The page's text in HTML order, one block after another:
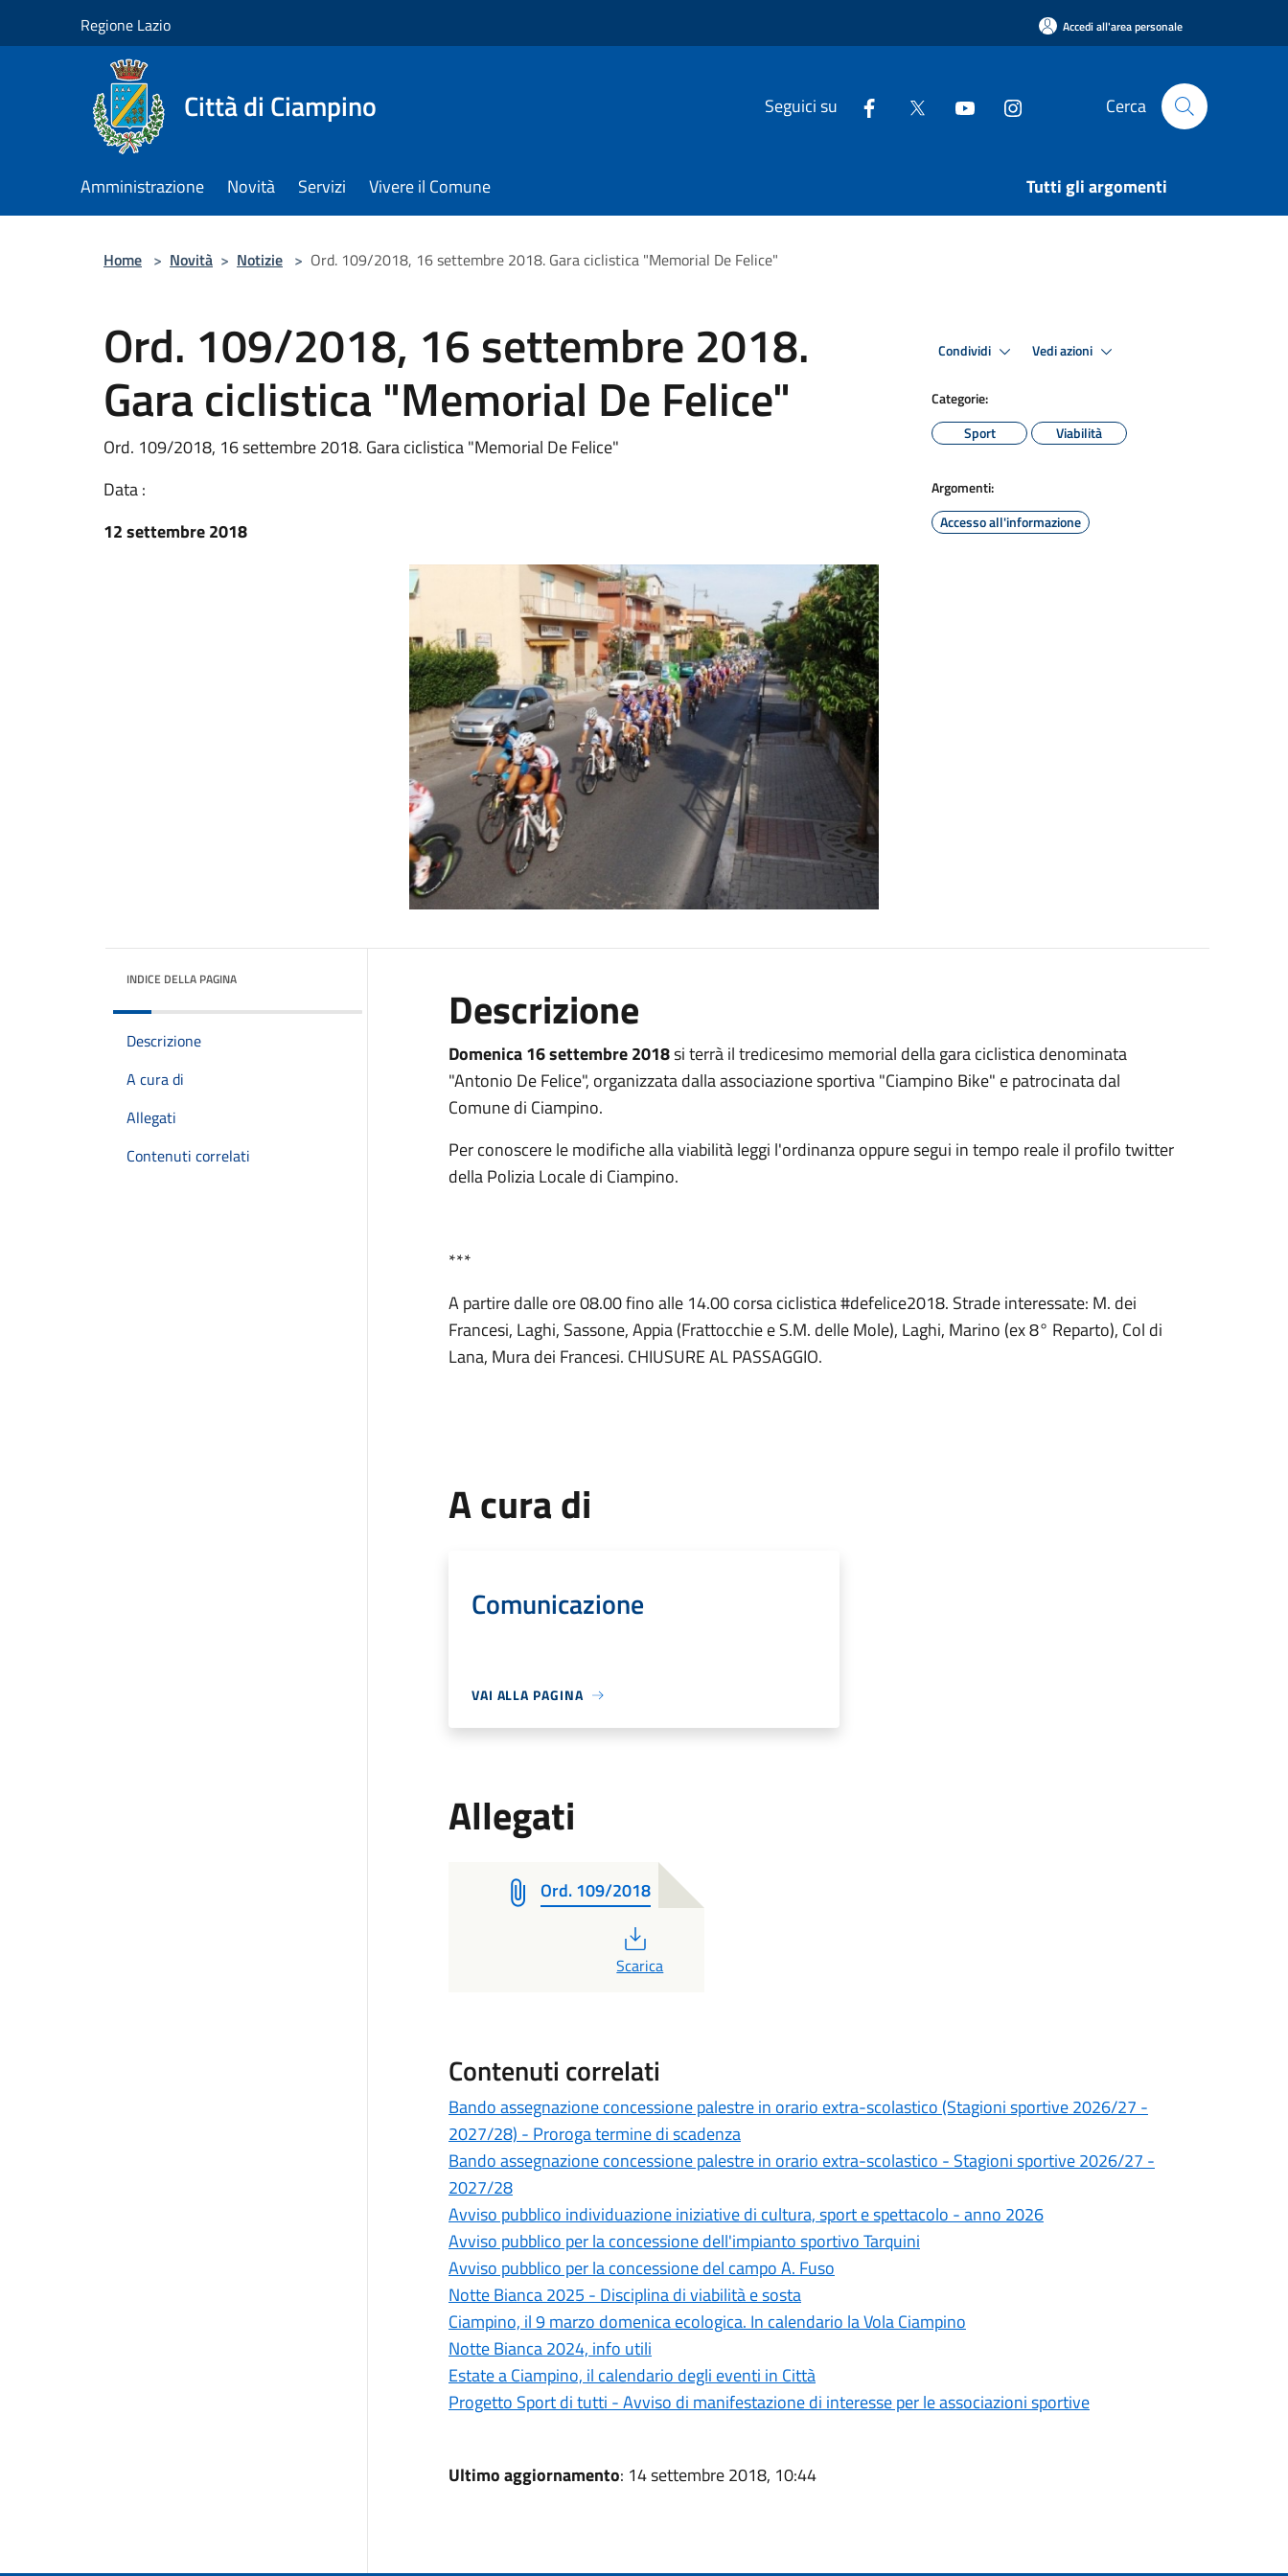
Regione Lazio Accedi all'area personale
Città di Ciampino Seguici su Cerca
Amministrazione Novità Servizi Vivere il Comune Tutti gli argomenti
Home > Novità > Notizie > Ord. 109/2018, 16 settembre 2018. Gara ciclistica "Memorial De Felice"
Ord. 109/2018, 16 settembre 2018.
Gara ciclistica "Memorial De Felice"
Ord. 109/2018, 16 settembre 2018. Gara ciclistica "Memorial De Felice"
Data :
12 settembre 2018
Condividi Vedi azioni
Categorie:
Sport
Viabilità
Argomenti:
Accesso all'informazione
INDICE DELLA PAGINA
Descrizione
A cura di
Allegati
Contenuti correlati
Descrizione
Domenica 16 settembre 2018si terrà il tredicesimo memorial della gara ciclistica denominata
"Antonio De Felice", organizzata dalla associazione sportiva "Ciampino Bike" e patrocinata dal
Comune di Ciampino.
Per conoscere le modifiche alla viabilità leggi l'ordinanza oppure segui in tempo reale il profilo twitter
della Polizia Locale di Ciampino.
***
A partire dalle ore 08.00 fino alle 14.00 corsa ciclistica #defelice2018. Strade interessate: M. dei
Francesi, Laghi, Sassone, Appia (Frattocchie e S.M. delle Mole), Laghi, Marino (ex 8° Reparto), Col di
Lana, Mura dei Francesi. CHIUSURE AL PASSAGGIO.
A cura di
Comunicazione
VAI ALLA PAGINA
Allegati
Ord. 109/2018
PDF
Scarica
Contenuti correlati
Bando assegnazione concessione palestre in orario extra-scolastico (Stagioni sportive 2026/27 -
2027/28) - Proroga termine di scadenza
Bando assegnazione concessione palestre in orario extra-scolastico - Stagioni sportive 2026/27 -
2027/28
Avviso pubblico individuazione iniziative di cultura, sport e spettacolo - anno 2026
Avviso pubblico per la concessione dell'impianto sportivo Tarquini
Avviso pubblico per la concessione del campo A. Fuso
Notte Bianca 2025 - Disciplina di viabilità e sosta
Ciampino, il 9 marzo domenica ecologica. In calendario la Vola Ciampino
Notte Bianca 2024, info utili
Estate a Ciampino, il calendario degli eventi in Città
Progetto Sport di tutti - Avviso di manifestazione di interesse per le associazioni sportive
Ultimo aggiornamento: 14 settembre 2018, 10:44